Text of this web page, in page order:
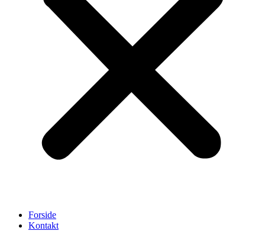
Forside
Kontakt